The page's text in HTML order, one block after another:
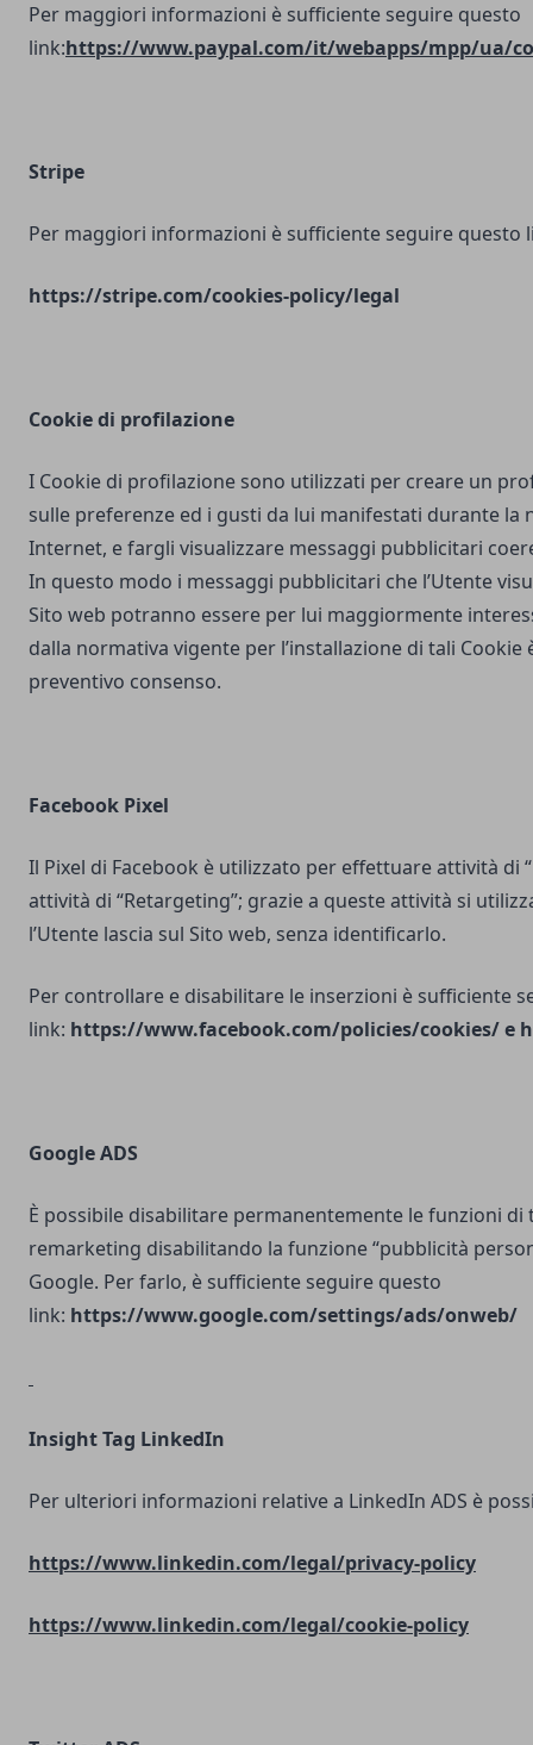
Per maggiori informazioni è sufficiente seguire questo
link:https://www.paypal.com/it/webapps/mpp/ua/
Stripe
Per maggiori informazioni è sufficiente seguire questo
https://stripe.com/cookies-policy/legal
Cookie di profilazione
I Cookie di profilazione sono utilizzati per creare un
sulle preferenze ed i gusti da lui manifestati durante la
Internet, e fargli visualizzare messaggi pubblicitari
In questo modo i messaggi pubblicitari che l’Utente
Sito web potranno essere per lui maggiormente
dalla normativa vigente per l’installazione di tali Cookie
preventivo consenso.
Facebook Pixel
Il Pixel di Facebook è utilizzato per effettuare attività di
attività di “Retargeting”; grazie a queste attività si
l’Utente lascia sul Sito web, senza identificarlo.
Per controllare e disabilitare le inserzioni è sufficiente
link: https://www.facebook.com/policies/cookies/e
Google ADS
È possibile disabilitare permanentemente le funzioni di
remarketing disabilitando la funzione “pubblicità
Google. Per farlo, è sufficiente seguire questo
link: https://www.google.com/settings/ads/onweb/
Insight Tag LinkedIn
Per ulteriori informazioni relative a LinkedIn ADS è
https://www.linkedin.com/legal/privacy-policy
https://www.linkedin.com/legal/cookie-policy